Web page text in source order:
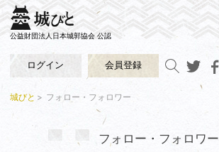
公益財団法人日本城郭協会 公認
ログイン 会員登録
城びと フォロー・フォロワー
フォロー・フォロワー